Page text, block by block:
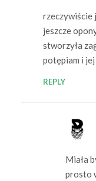
rzeczywiście
jeszcze
stworzyła
potępiam i
REPLY
Miała
prosto